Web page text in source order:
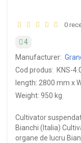
0
4
Manufacturer:
Cod produs: КNS-
length: 2800 mm x
Weight: 950 kg
Cultivator
Bianchi (Italia)
organe de lucru